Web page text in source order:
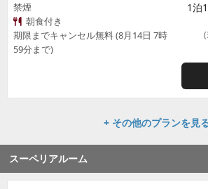
禁煙
朝食付き
期限までキャンセル無料 (8月14日 7時
59分まで)
1泊
+ その他のプランを見
スーペリアルーム